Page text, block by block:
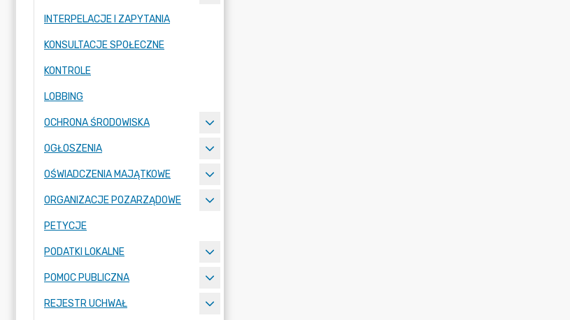
INTERPELACJE I ZAPYTANIA
KONSULTACJE SPOŁECZNE
KONTROLE
LOBBING
OCHRONA ŚRODOWISKA
OGŁOSZENIA
OŚWIADCZENIA MAJĄTKOWE
ORGANIZACJE POZARZĄDOWE
PETYCJE
PODATKI LOKALNE
POMOC PUBLICZNA
REJESTR UCHWAŁ